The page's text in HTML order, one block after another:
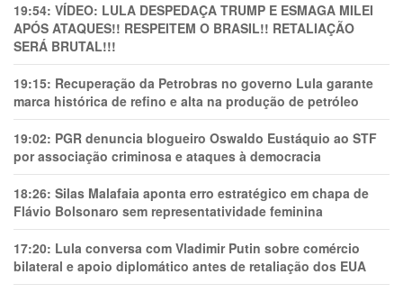
19:54: VÍDEO: LULA DESPEDAÇA TRUMP E ESMAGA MILEI
APÓS ATAQUES!! RESPEITEM O BRASIL!! RETALIAÇÃO
SERÁ BRUTAL!!!
19:15: Recuperação da Petrobras no governo Lula garante
marca histórica de refino e alta na produção de petróleo
19:02: PGR denuncia blogueiro Oswaldo Eustáquio ao STF
por associação criminosa e ataques à democracia
18:26: Silas Malafaia aponta erro estratégico em chapa de
Flávio Bolsonaro sem representatividade feminina
17:20: Lula conversa com Vladimir Putin sobre comércio
bilateral e apoio diplomático antes de retaliação dos EUA